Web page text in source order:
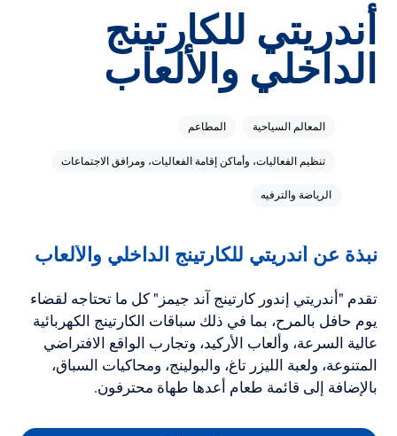
أندريتي للكارتينج
الداخلي والألعاب
المعالم السياحية المطاعم
تنظيم الفعاليات، وأماكن إقامة الفعاليات، ومرافق الاجتماعات
الرياضة والترفيه
نبذة عن أندريتي للكارتينج الداخلي والألعاب
تقدم "أندريتي إندور كارتينج آند جيمز" كل ما تحتاجه لقضاء
يوم حافل بالمرح، بما في ذلك سباقات الكارتينج الكهربائية
عالية السرعة، وألعاب الأركيد، وتجارب الواقع الافتراضي
المتنوعة، ولعبة الليزر تاغ، والبولينج، ومحاكيات السباق،
بالإضافة إلى قائمة طعام أعدها طهاة محترفون.